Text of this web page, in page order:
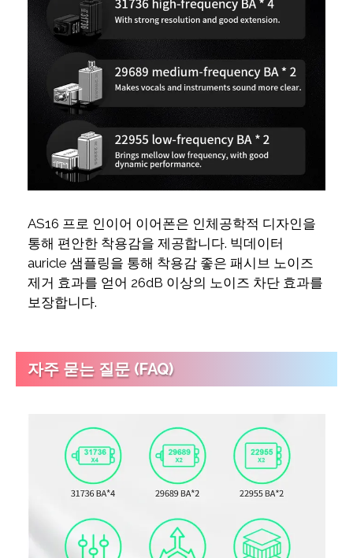
AS16 프로 인이어 이어폰은 인체공학적 디자인을
통해 편안한 착용감을 제공합니다. 빅데이터
auricle 샘플링을 통해 착용감 좋은 패시브 노이즈
제거 효과를 얻어 26dB 이상의 노이즈 차단 효과를
보장합니다.
자주 묻는 질문 (FAQ)